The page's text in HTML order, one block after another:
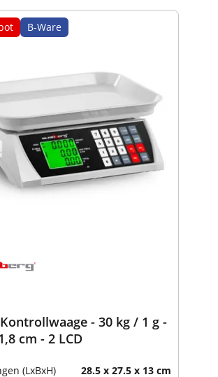
B-Ware
- 30 kg / 1 g -
cm - 2 LCD
(LxBxH) 28.5 x 27.5 x 13 cm